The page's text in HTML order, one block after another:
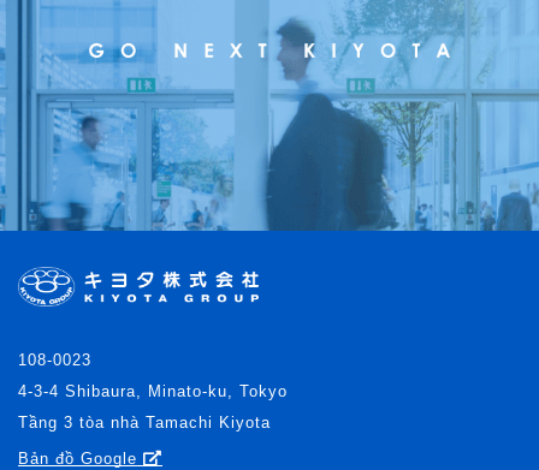
108-0023
4-3-4 Shibaura, Minato-ku, Tokyo
Tầng 3 tòa nhà Tamachi Kiyota
Bản đồ Google